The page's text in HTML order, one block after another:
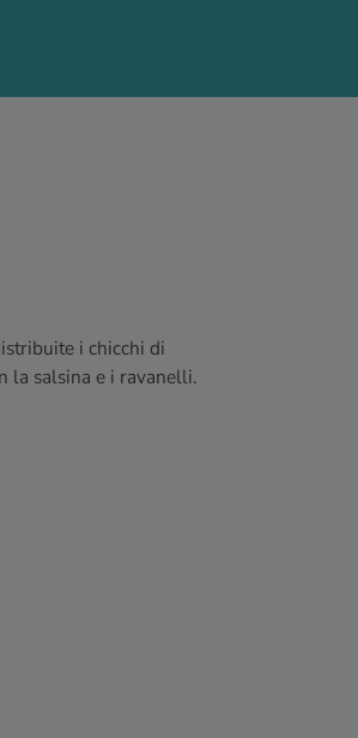
i chicchi di
la salsina e i ravanelli.